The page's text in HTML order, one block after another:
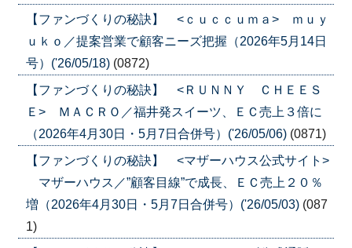
【ファンづくりの秘訣】 <ｃｕｃｃｕｍａ> ｍｕｙ
ｕｋｏ／提案営業で顧客ニーズ把握（2026年5月14日
号）('26/05/18) (0872)
【ファンづくりの秘訣】 <ＲＵＮＮＹ ＣＨＥＥＳ
Ｅ> ＭＡＣＲＯ／福井発スイーツ、ＥＣ売上３倍に
（2026年4月30日・5月7日合併号）('26/05/06) (0871)
【ファンづくりの秘訣】 <マザーハウス公式サイト>
マザーハウス／”顧客目線”で成長、ＥＣ売上２０％
増（2026年4月30日・5月7日合併号）('26/05/03) (087
1)